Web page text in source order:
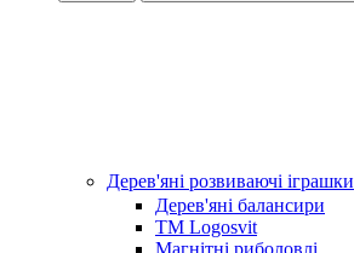
Дерев'яні розвиваючі іграшки
Дерев'яні балансири
TM Logosvit
Магнітні риболовлі